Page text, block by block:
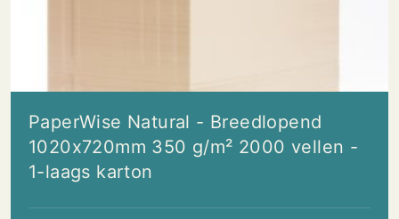
PaperWise Natural - Breedlopend
1020x720mm 350 g/m² 2000 vellen -
1-laags karton